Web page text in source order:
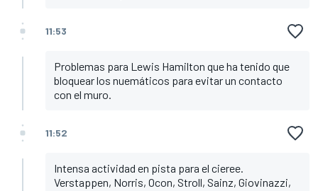
11:53
Problemas para Lewis Hamilton que ha tenido que
bloquear los nuemáticos para evitar un contacto
con el muro.
11:52
Intensa actividad en pista para el cieree.
Verstappen, Norris, Ocon, Stroll, Sainz, Giovinazzi,